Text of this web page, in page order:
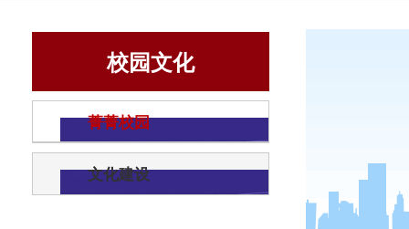
校园文化
菁菁校园
文化建设